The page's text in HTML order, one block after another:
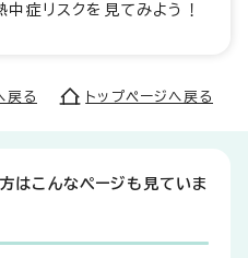
症リスクを見てみよう！
戻る トップページへ戻る
はこんなページも見ていま